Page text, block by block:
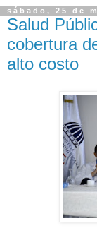
sábado, 25 de
Salud
cobertura
alto costo